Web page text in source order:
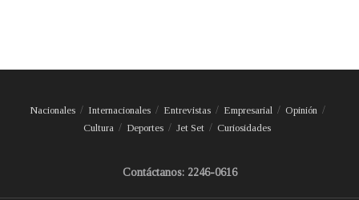
Nacionales Internacionales Entrevistas Empresarial
Opinión
Cultura
Deportes Jet Set Curiosidades
Contáctanos: 2246-0616